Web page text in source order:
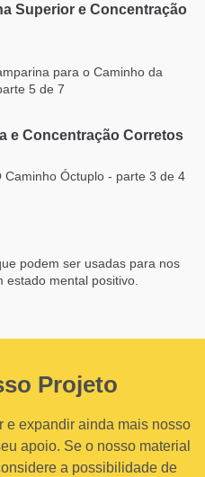
Superior e Concentração
para o Caminho da
5 de 7
e Concentração Corretos
Caminho Óctuplo - parte 3 de 4
podem ser usadas para nos
mental positivo.
Projeto
e expandir ainda mais nosso
apoio. Se o nosso material
a possibilidade de